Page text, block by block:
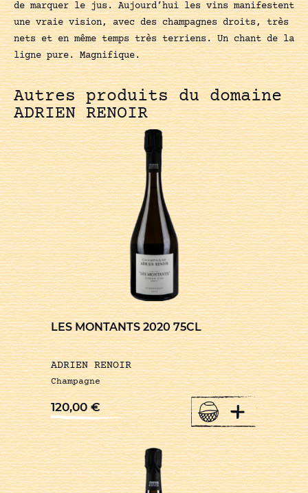
de marquer le jus. Aujourd’hui les vins manifestent
une vraie vision, avec des champagnes droits, très
nets et en même temps très terriens. Un chant de la
ligne pure. Magnifique.
Autres produits du domaine
ADRIEN RENOIR
LES MONTANTS 2020 75CL
ADRIEN RENOIR
Champagne
120,00€ +